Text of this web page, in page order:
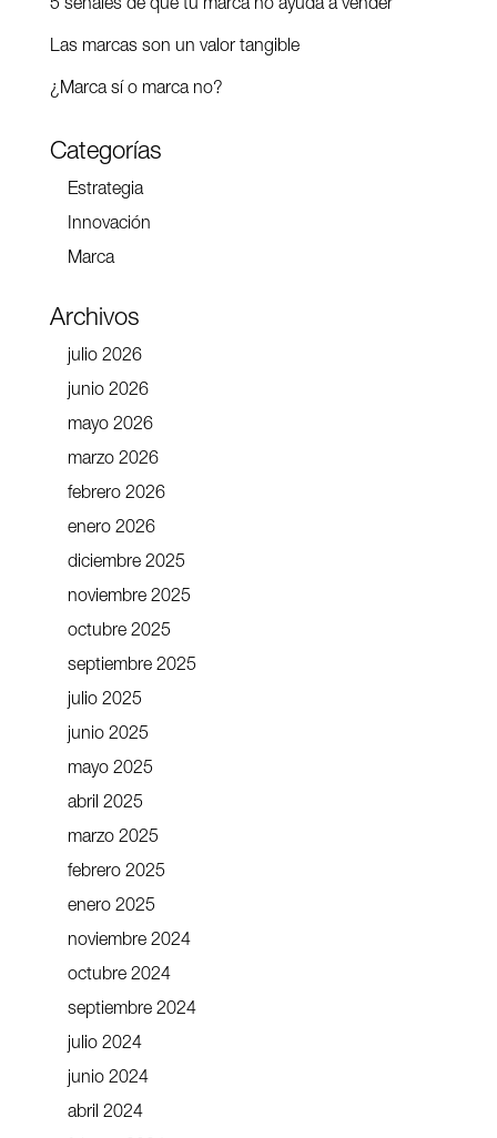
5 señales de que tu marca no ayuda a vender
Las marcas son un valor tangible
¿Marca sí o marca no?
Categorías
Estrategia
Innovación
Marca
Archivos
julio 2026
junio 2026
mayo 2026
marzo 2026
febrero 2026
enero 2026
diciembre 2025
noviembre 2025
octubre 2025
septiembre 2025
julio 2025
junio 2025
mayo 2025
abril 2025
marzo 2025
febrero 2025
enero 2025
noviembre 2024
octubre 2024
septiembre 2024
julio 2024
junio 2024
abril 2024